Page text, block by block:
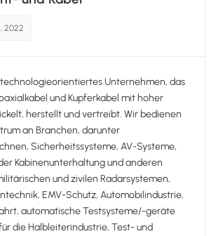
2022
Unternehmen, das
und Kupferkabel mit hoher
herstellt und vertreibt. Wir bedienen
an Branchen, darunter
Sicherheitssysteme, AV-Systeme,
Kabinenunterhaltung und anderen
und zivilen Radarsystemen,
EMV-Schutz, Automobilindustrie,
automatische Testsysteme/-geräte
die Halbleiterindustrie, Test- und